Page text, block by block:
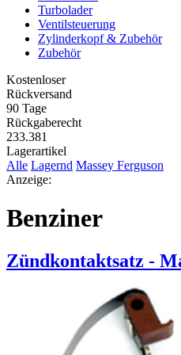
Turbolader
Ventilsteuerung
Zylinderkopf & Zubehör
Zubehör
Kostenloser
Rückversand
90 Tage
Rückgaberecht
233.381
Lagerartikel
Alle Lagernd Massey Ferguson
Anzeige:
Benziner
Zündkontaktsatz -